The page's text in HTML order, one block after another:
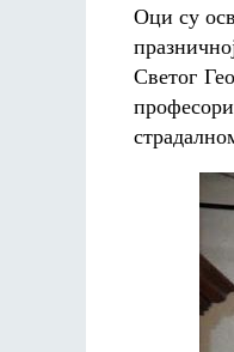
Оци су
Светог